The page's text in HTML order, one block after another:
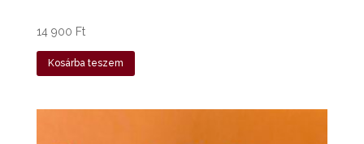
14 900 Ft
Kosárba teszem